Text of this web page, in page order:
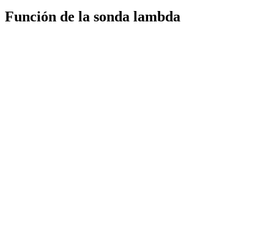
Función de la sonda lambda